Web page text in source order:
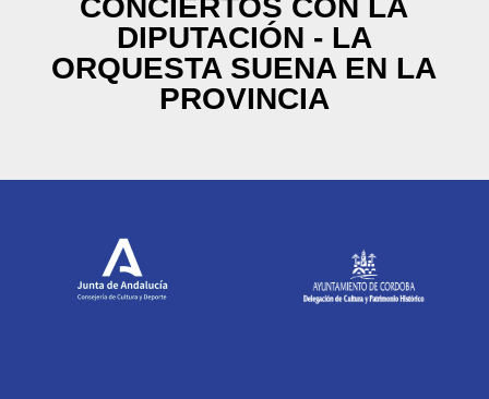
CONCIERTOS CON LA
DIPUTACIÓN - LA
ORQUESTA SUENA EN LA
PROVINCIA